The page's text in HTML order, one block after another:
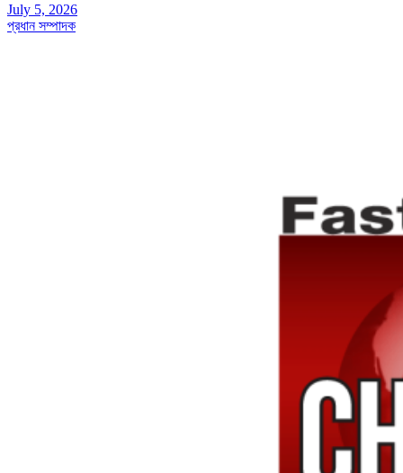
July 5, 2026
প্রধান সম্পাদক